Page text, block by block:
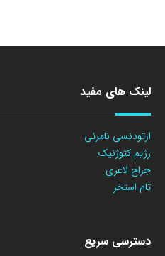
لینک های مفید
ارتودنسی نامرئی
رژیم کتوژنیک
جراح لاغری
تام استخر
دسترسی سریع